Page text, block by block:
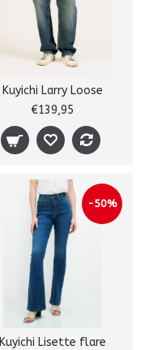
Kuyichi Larry Loose
€139,95
-50%
Kuyichi Lisette flare